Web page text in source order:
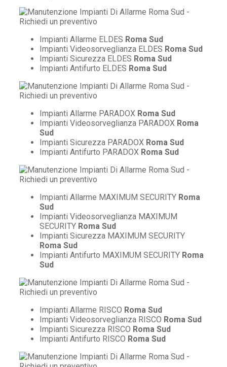
Impianti Allarme ELDES Roma Sud
Impianti Videosorveglianza ELDES Roma Sud
Impianti Sicurezza ELDES Roma Sud
Impianti Antifurto ELDES Roma Sud
Impianti Allarme PARADOX Roma Sud
Impianti Videosorveglianza PARADOX Roma
Sud
Impianti Sicurezza PARADOX Roma Sud
Impianti Antifurto PARADOX Roma Sud
Impianti Allarme MAXIMUM SECURITY Roma
Sud
Impianti Videosorveglianza MAXIMUM
SECURITY Roma Sud
Impianti Sicurezza MAXIMUM SECURITY
Roma Sud
Impianti Antifurto MAXIMUM SECURITY Roma
Sud
Impianti Allarme RISCO Roma Sud
Impianti Videosorveglianza RISCO Roma Sud
Impianti Sicurezza RISCO Roma Sud
Impianti Antifurto RISCO Roma Sud